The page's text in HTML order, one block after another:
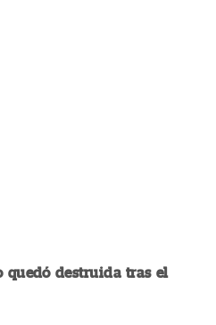
quedó destruida tras el